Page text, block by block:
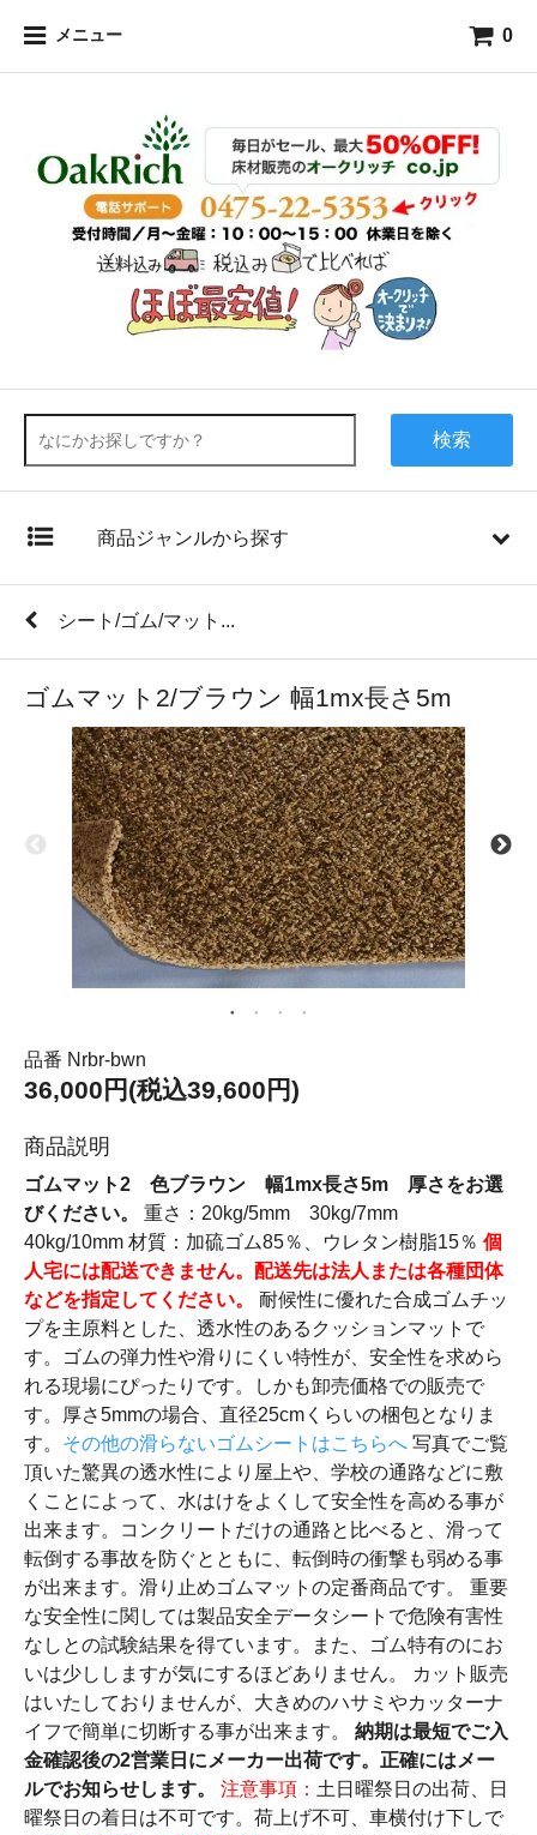
メニュー 0
検索
商品ジャンルから探す
シート/ゴム/マット...
ゴムマット2/ブラウン 幅1mx長さ5m
品番 Nrbr-bwn
36,000円(税込39,600円)
商品説明
ゴムマット2 色ブラウン 幅1mx長さ5m 厚さをお選
びください。
重さ：20kg/5mm 30kg/7mm
40kg/10mm 材質：加硫ゴム85％、ウレタン樹脂15％ 個
人宅には配送できません。配送先は法人または各種団体
などを指定してください。
耐候性に優れた合成ゴムチッ
プを主原料とした、透水性のあるクッションマットで
す。ゴムの弾力性や滑りにくい特性が、安全性を求めら
れる現場にぴったりです。しかも卸売価格での販売で
す。厚さ5mmの場合、直径25cmくらいの梱包となりま
す。 その他の滑らないゴムシートはこちらへ 写真でご覧
頂いた驚異の透水性により屋上や、学校の通路などに敷
くことによって、水はけをよくして安全性を高める事が
出来ます。コンクリートだけの通路と比べると、滑って
転倒する事故を防ぐとともに、転倒時の衝撃も弱める事
が出来ます。滑り止めゴムマットの定番商品です。 重要
な安全性に関しては製品安全データシートで危険有害性
なしとの試験結果を得ています。また、ゴム特有のにお
いは少ししますが気にするほどありません。 カット販売
はいたしておりませんが、大きめのハサミやカッターナ
イフで簡単に切断する事が出来ます。 納期は最短でご入
金確認後の2営業日にメーカー出荷です。正確にはメー
ルでお知らせします。
注意事項： 土日曜祭日の出荷、日
曜祭日の着日は不可です。荷上げ不可、車横付け下しで